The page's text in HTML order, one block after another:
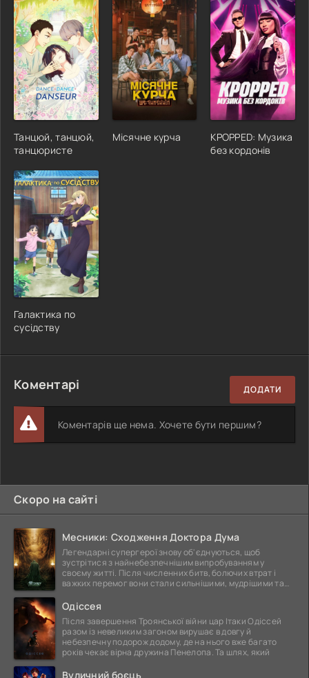
Танцюй, танцюй,
танцюристе
Місячне курча
KPOPPED: Музика
без кордонів
Галактика по
сусідству
Коментарі ДОДАТИ
Коментарів ще нема. Хочете бути першим?
Скоро на сайті
Месники: Сходження Доктора Дума
Легендарні супергерої знову об'єднуються, щоб
зустрітися з найнебезпечнішим випробуванням у
своєму житті. Після численних битв, болючих втрат і
важких перемог вони стали сильнішими, мудрішими та
Одіссея
Після завершення Троянської війни цар Ітаки Одіссей
разом із невеликим загоном вирушає в довгу й
небезпечну подорож додому, де на нього вже багато
років чекає вірна дружина Пенелопа. Та шлях, який
Вуличний боєць